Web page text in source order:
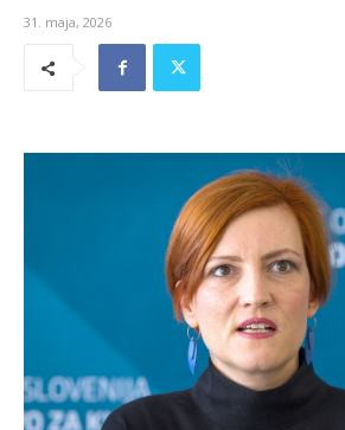
31. maja, 2026